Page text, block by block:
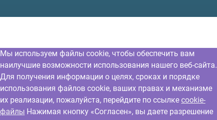
Мы используем файлы cookie, чтобы обеспечить вам
наилучшие возможности использования нашего веб-сайта.
Для получения информации о целях, сроках и порядке
использования файлов cookie, ваших правах и механизме
их реализации, пожалуйста, перейдите по ссылке cookie-
файлы Нажимая кнопку «Согласен», вы даете разрешение